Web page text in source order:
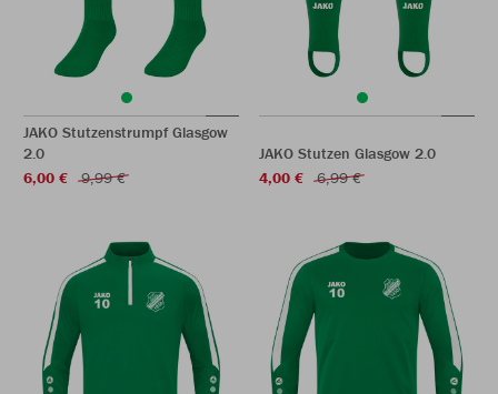
JAKO Stutzenstrumpf Glasgow
2.0
6,00 €
9,99 €
JAKO Stutzen Glasgow 2.0
4,00 €
6,99 €